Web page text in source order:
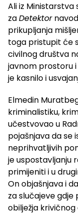
Ali iz Ministarstva
zaDetektor
prikupljanja
toga pristupit će
civilnog društva
javnom prostoru
je kasnilo i
Elmedin
kriminalistiku,
učestvovao u
pojašnjava da se
neprihvatljivih
je uspostavljanju
primijeniti i u
On objašnjava i
za slučajeve
obilježja krivičnog